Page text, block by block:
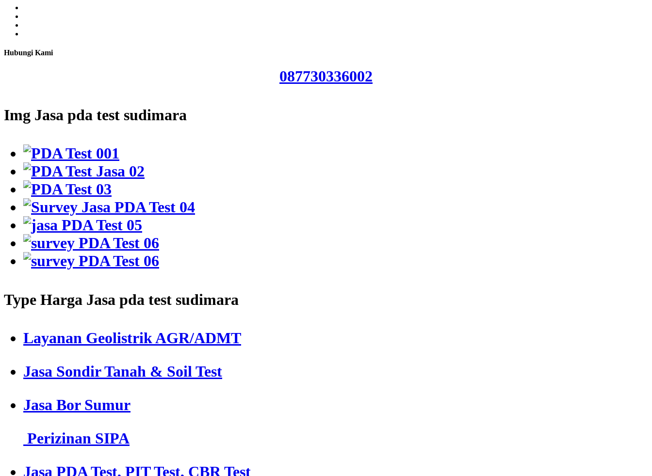
Hubungi Kami
087730336002
Img Jasa pda test sudimara
Type Harga Jasa pda test sudimara
Layanan Geolistrik AGR/ADMT
Jasa Sondir Tanah & Soil Test
Jasa Bor Sumur
Perizinan SIPA
Jasa PDA Test, PIT Test, CBR Test